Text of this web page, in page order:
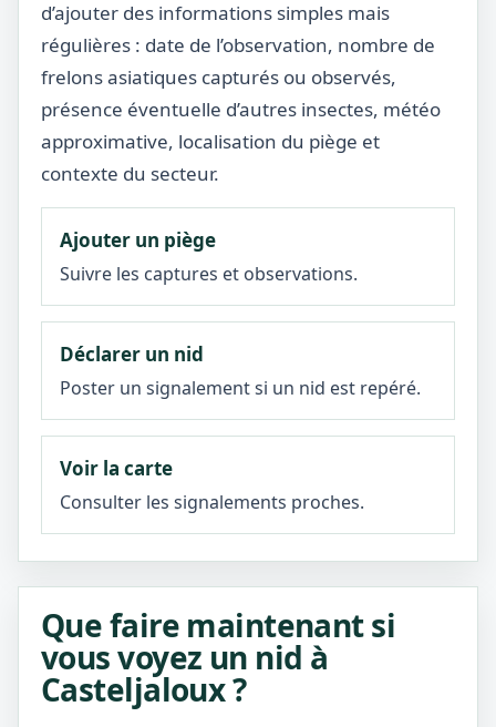
d’ajouter des informations simples mais
régulières : date de l’observation, nombre de
frelons asiatiques capturés ou observés,
présence éventuelle d’autres insectes, météo
approximative, localisation du piège et
contexte du secteur.
Ajouter un piège
Suivre les captures et observations.
Déclarer un nid
Poster un signalement si un nid est repéré.
Voir la carte
Consulter les signalements proches.
Que faire maintenant si
vous voyez un nid à
Casteljaloux ?